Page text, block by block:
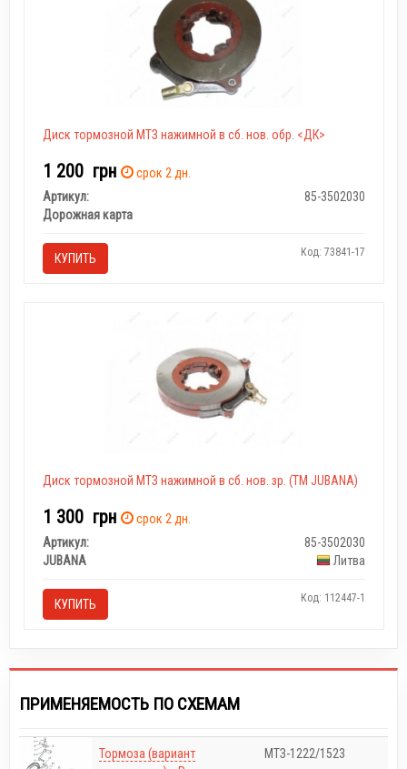
Диск тормозной МТЗ нажимной в сб. нов. обр. <ДК>
1 200 грн
срок 2 дн.
Артикул:
85-3502030
Дорожная карта
КУПИТЬ Код: 73841-17
Диск тормозной МТЗ нажимной в сб. нов. зр. (ТМ JUBANA)
1 300 грн
срок 2 дн.
Артикул:
85-3502030
JUBANA
Литва
КУПИТЬ Код: 112447-1
ПРИМЕНЯЕМОСТЬ ПО СХЕМАМ
Тормоза (вариант
МТЗ-1222/1523